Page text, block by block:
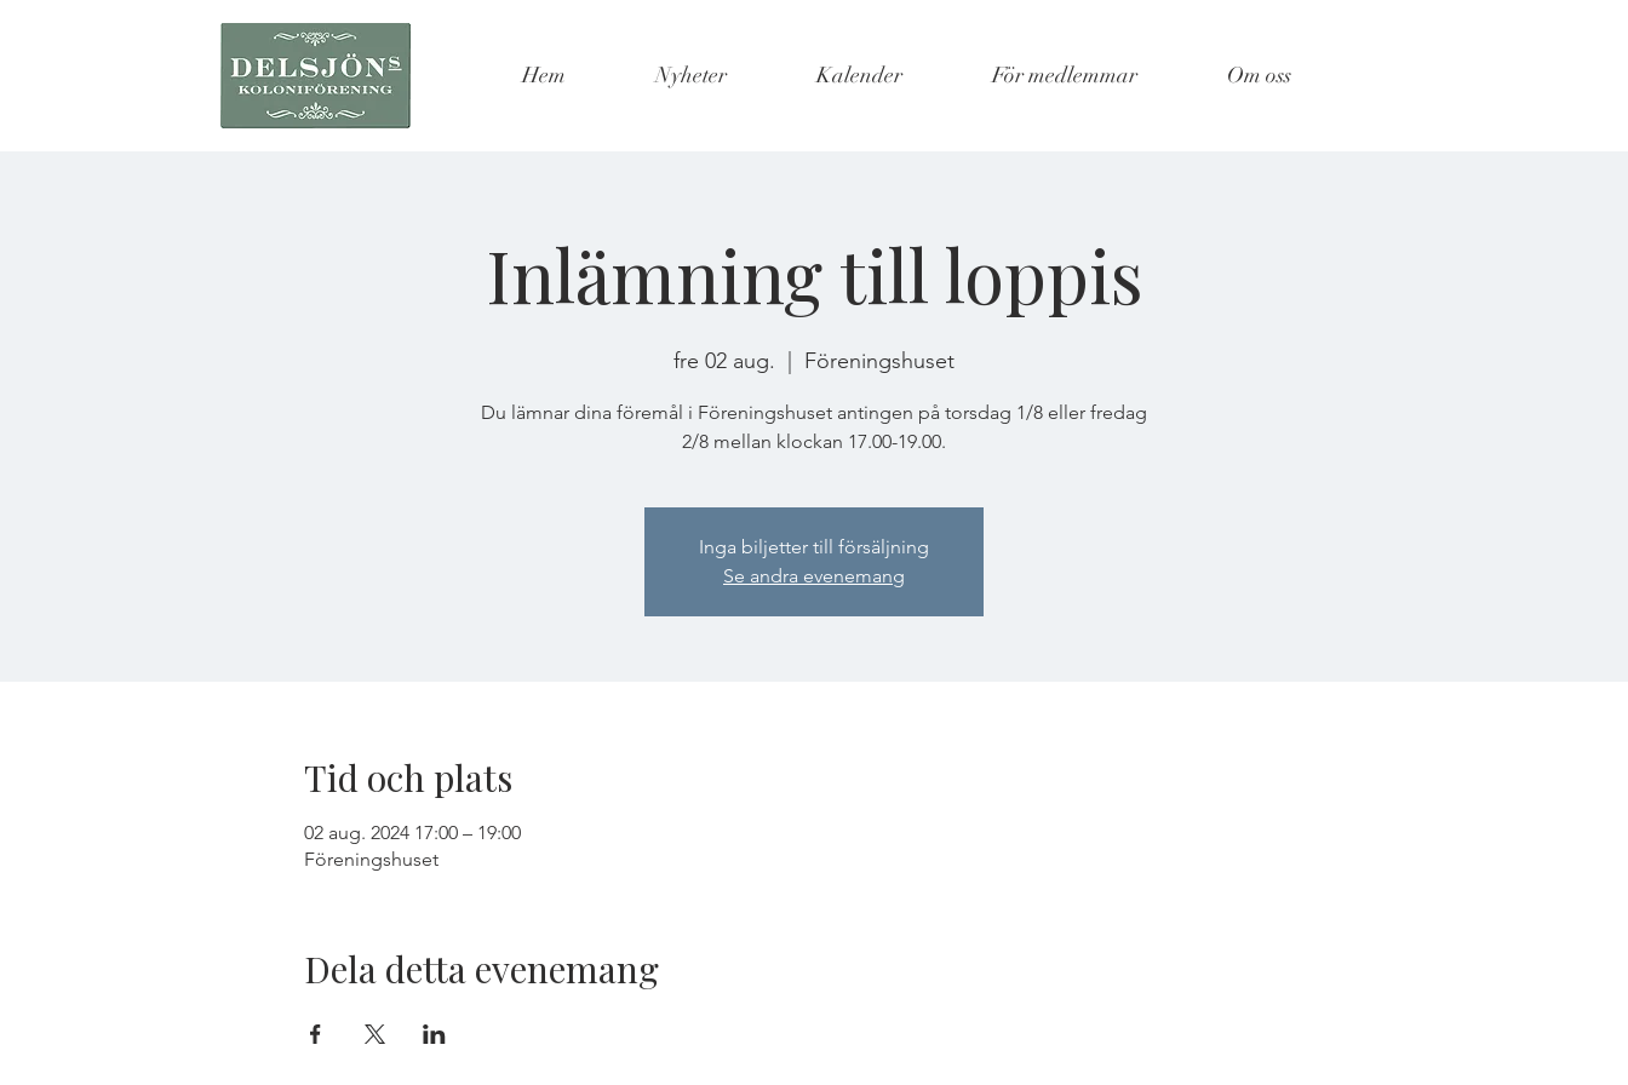
Hem Nyheter Kalender För medlemmar Om oss
Inlämning till loppis
fre 02 aug. Föreningshuset
Du lämnar dina föremål i Föreningshuset antingen på torsdag 1/8 eller fredag
2/8 mellan klockan 17.00-19.00.
Inga biljetter till försäljning
Se andra evenemang
Tid och plats
02 aug. 2024 17:00 – 19:00
Föreningshuset
Dela detta evenemang